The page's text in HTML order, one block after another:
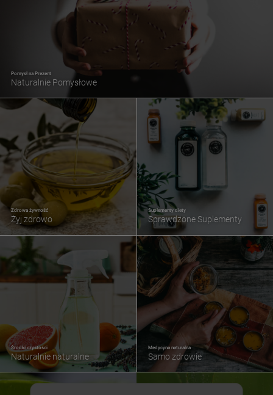
Pomysł na Prezent
Naturalnie Pomysłowe
Zdrowa żywność
Żyj zdrowo
Suplementy diety
Sprawdzone Suplementy
Środki czystości
Naturalnie naturalne
Medycyna naturalna
Samo zdrowie